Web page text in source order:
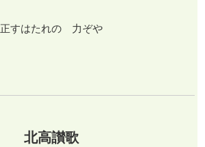
正すはたれの 力ぞや
北高讃歌